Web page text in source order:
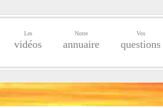
Les
vidéos
Notre
annuaire
Vos
questions